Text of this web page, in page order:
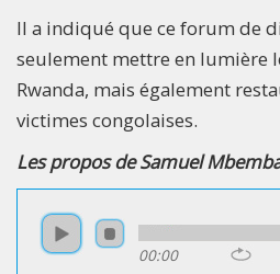
Il a indiqué que ce forum de
seulement mettre en lumière
Rwanda, mais également
victimes congolaises.
Les propos de Samuel
00:00